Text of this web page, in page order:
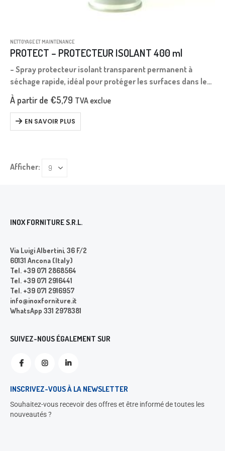
NETTOYAGE ET MAINTENANCE
PROTECT – PROTECTEUR ISOLANT 400 ml
– Spray protecteur isolant transparent permanent à
séchage rapide, idéal pour protéger les surfaces dans le
temps. – Prévient la corrosion, protège des agents
atmosphériques, humidité, embruns salins, moisissures,
poussière,…
À partir de €5,79 TVA exclue
EN SAVOIR PLUS
Afficher:
INOX FORNITURE S.R.L.
Via Luigi Albertini, 36 F/2
60131 Ancona (Italy)
Tel. +39 071 2868564
Tel. +39 071 2916441
Tel. +39 071 2916957
info@inoxforniture.it
WhatsApp 331 2978381
SUIVEZ-NOUS ÉGALEMENT SUR
INSCRIVEZ-VOUS À LA NEWSLETTER
Souhaitez-vous recevoir des offres et être informé de toutes les
nouveautés ?